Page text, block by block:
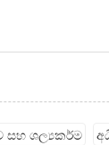
සහ ශල්‍යකර්ම